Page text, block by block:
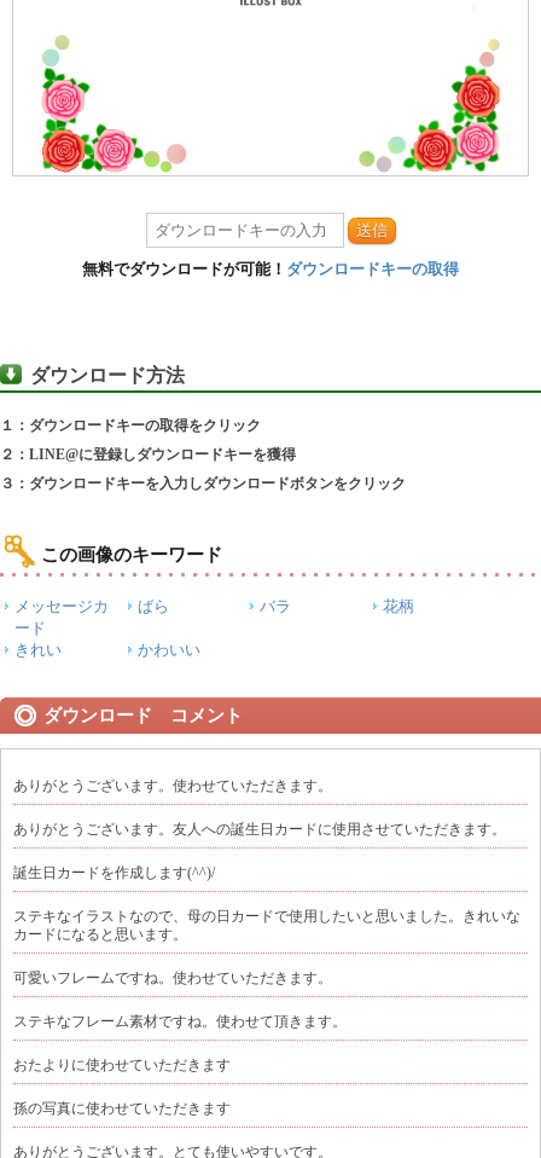
送信
無料でダウンロードが可能！ ダウンロードキーの取得
ダウンロード方法
１：ダウンロードキーの取得をクリック
２：LINE@に登録しダウンロードキーを獲得
３：ダウンロードキーを入力しダウンロードボタンをクリック
この画像のキーワード
メッセージカ
ード
ばら バラ 花柄
きれい かわいい
ダウンロード コメント
ありがとうございます。使わせていただきます。
ありがとうございます。友人への誕生日カードに使用させていただきます。
誕生日カードを作成します(^^)/
ステキなイラストなので、母の日カードで使用したいと思いました。きれいな
カードになると思います。
可愛いフレームですね。使わせていただきます。
ステキなフレーム素材ですね。使わせて頂きます。
おたよりに使わせていただきます
孫の写真に使わせていただきます
ありがとうございます。とても使いやすいです。